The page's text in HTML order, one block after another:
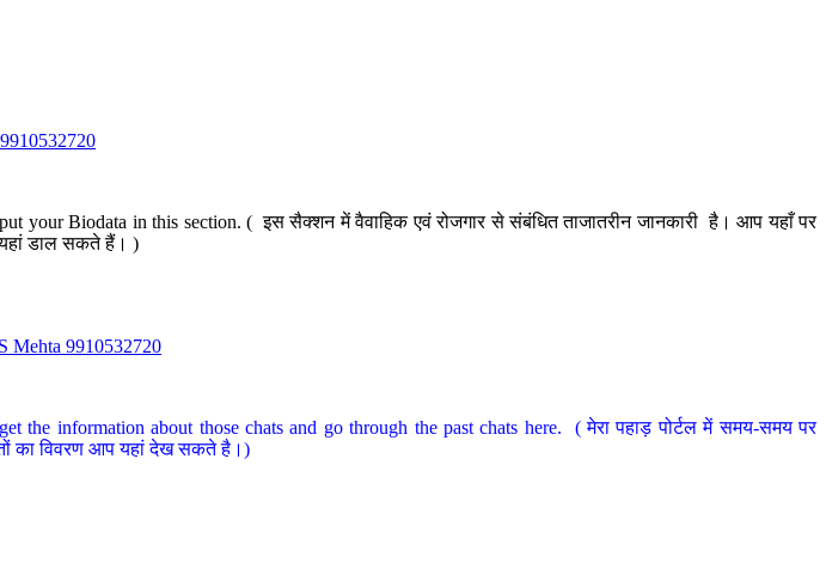
your Biodata in this section. ( इस सैक्शन में वैवाहिक एवं रोजगार से संबंधित ताजातरीन जानकारी है। आप यहाँ पर
यहां डाल सकते हैं। )
Mehta 9910532720
the information about those chats and go through the past chats here. ( मेरा पहाड़ पोर्टल में समय-समय पर
का विवरण आप यहां देख सकते है।)